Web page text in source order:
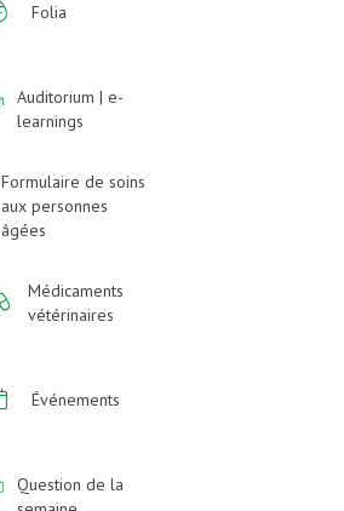
Folia
Auditorium | e-
learnings
Formulaire de soins
aux personnes
âgées
Médicaments
vétérinaires
Événements
Question de la